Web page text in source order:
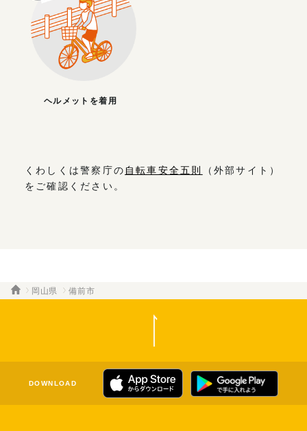
ヘルメットを着用
くわしくは警察庁の 自転車安全五則
（外部サイト）
をご確認ください。
岡山県 備前市
DOWNLOAD